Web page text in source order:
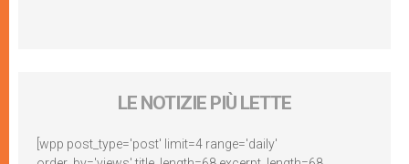
LE NOTIZIE PIÙ LETTE
[wpp post_type='post' limit=4 range='daily'